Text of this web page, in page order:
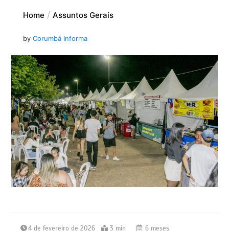
Home Assuntos Gerais
by Corumbá Informa
4 de fevereiro de 2026 3 min 6 meses